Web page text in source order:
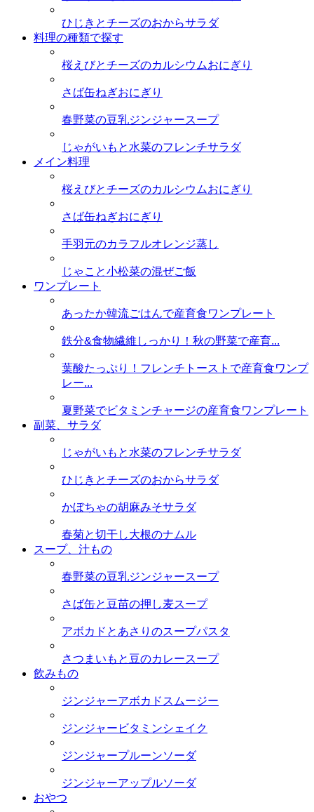
ひじきとチーズのおからサラダ
料理の種類で探す
桜えびとチーズのカルシウムおにぎり
さば缶ねぎおにぎり
春野菜の豆乳ジンジャースープ
じゃがいもと水菜のフレンチサラダ
メイン料理
桜えびとチーズのカルシウムおにぎり
さば缶ねぎおにぎり
手羽元のカラフルオレンジ蒸し
じゃこと小松菜の混ぜご飯
ワンプレート
あったか韓流ごはんで産育食ワンプレート
鉄分&食物繊維しっかり！秋の野菜で産育...
葉酸たっぷり！フレンチトーストで産育食ワンプ
レー...
夏野菜でビタミンチャージの産育食ワンプレート
副菜、サラダ
じゃがいもと水菜のフレンチサラダ
ひじきとチーズのおからサラダ
かぼちゃの胡麻みそサラダ
春菊と切干し大根のナムル
スープ、汁もの
春野菜の豆乳ジンジャースープ
さば缶と豆苗の押し麦スープ
アボカドとあさりのスープパスタ
さつまいもと豆のカレースープ
飲みもの
ジンジャーアボカドスムージー
ジンジャービタミンシェイク
ジンジャープルーンソーダ
ジンジャーアップルソーダ
おやつ